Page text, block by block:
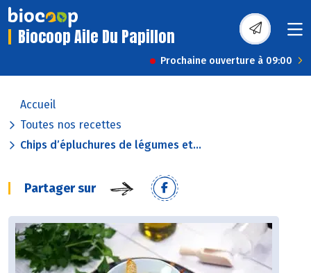
Biocoop Aile Du Papillon
Prochaine ouverture à 09:00
Accueil
Toutes nos recettes
Chips d’épluchures de légumes et...
Partager sur